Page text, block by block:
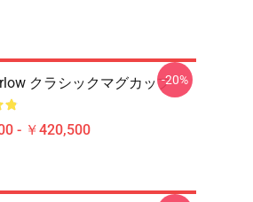
クラシックマグカップ
- ￥420,500
-20%